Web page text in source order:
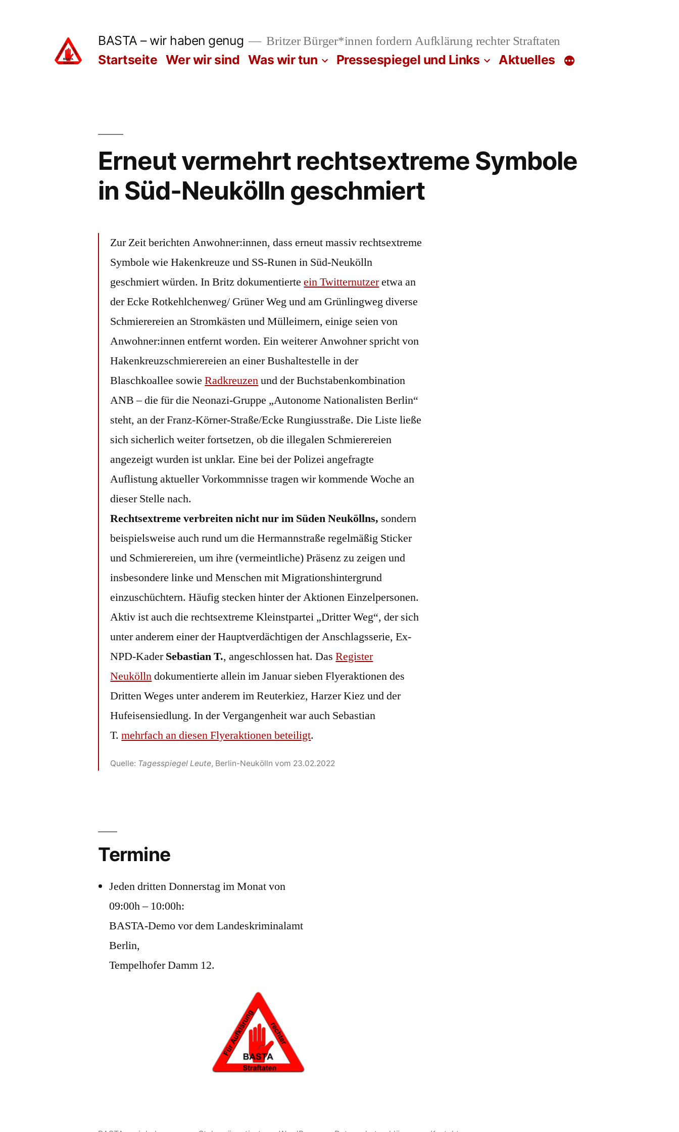
BASTA – wir haben genug Britzer Bürger*innen fordern Aufklärung rechter Straftaten
Startseite Wer wir sind Was wir tun Pressespiegel und Links Aktuelles
Erneut vermehrt rechtsextreme Symbole
in Süd-Neukölln geschmiert
Zur Zeit berichten Anwohner:innen, dass erneut massiv rechtsextreme
Symbole wie Hakenkreuze und SS-Runen in Süd-Neukölln
geschmiert würden. In Britz dokumentierteein Twitternutzeretwa an
der Ecke Rotkehlchenweg/ Grüner Weg und am Grünlingweg diverse
Schmierereien an Stromkästen und Mülleimern, einige seien von
Anwohner:innen entfernt worden. Ein weiterer Anwohner spricht von
Hakenkreuzschmierereien an einer Bushaltestelle in der
Blaschkoallee sowieRadkreuzenund der Buchstabenkombination
ANB – die für die Neonazi-Gruppe „Autonome Nationalisten Berlin“
steht, an der Franz-Körner-Straße/Ecke Rungiusstraße. Die Liste ließe
sich sicherlich weiter fortsetzen, ob die illegalen Schmierereien
angezeigt wurden ist unklar. Eine bei der Polizei angefragte
Auflistung aktueller Vorkommnisse tragen wir kommende Woche an
dieser Stelle nach.
Rechtsextreme verbreiten nicht nur im Süden Neuköllns, sondern
beispielsweise auch rund um die Hermannstraße regelmäßig Sticker
und Schmierereien, um ihre (vermeintliche) Präsenz zu zeigen und
insbesondere linke und Menschen mit Migrationshintergrund
einzuschüchtern. Häufig stecken hinter der Aktionen Einzelpersonen.
Aktiv ist auch die rechtsextreme Kleinstpartei „Dritter Weg“, der sich
unter anderem einer der Hauptverdächtigen der Anschlagsserie, Ex-
NPD-KaderSebastian T., angeschlossen hat. DasRegister
Neuköllndokumentierte allein im Januar sieben Flyeraktionen des
Dritten Weges unter anderem im Reuterkiez, Harzer Kiez und der
Hufeisensiedlung. In der Vergangenheit war auch Sebastian
T.mehrfach an diesen Flyeraktionen beteiligt.
Quelle: Tagesspiegel Leute, Berlin-Neukölln vom 23.02.2022
Termine
Jeden dritten Donnerstag im Monat von
09:00h – 10:00h:
BASTA-Demo vor dem Landeskriminalamt
Berlin,
Tempelhofer Damm 12.